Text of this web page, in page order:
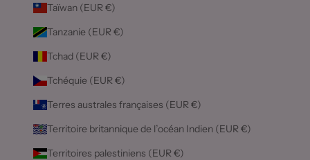
Taïwan (EUR €)
Tanzanie (EUR €)
Tchad (EUR €)
Tchéquie (EUR €)
Terres australes françaises (EUR €)
Territoire britannique de l’océan Indien (EUR €)
Territoires palestiniens (EUR €)